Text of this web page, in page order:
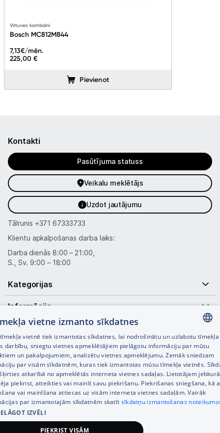
Virtuves kombaini
Bosch MC812M844
225,00 €
7,13€/mēn.
Pievienot
Kontakti
Pasūtījuma statuss
Veikalu meklētājs
Uzdot jautājumu
Tālrunis +371 67333733
Klientu apkalpošanas darba laiks:
Darba dienās 8:00 – 21:00,
S., Sv. 9:00 – 18:00
Kategorijas
Informācija
Noderīgas saites
© SIA Tet 2026 -
LATVIAN
RUSSIAN
ENGLISH
vietne izmanto sīkdatnes
vietnē tiek izmantotas sīkdatnes, lai nodrošinātu un uzlabotu tīmekļa
darbību, sniegtu vietnes apmeklētājiem pielāgotu informāciju par mūsu
un pakalpojumiem, analizētu vietnes apmeklējumu. Zemāk sniedzam
par visām sīkdatnēm, kuras tiek izmantotas mūsu tīmekļa vietnēs.
atkarībā no apmeklētās interneta vietnes sadaļas. Lietotājam
piekrist, atteikties vai mainīt savu piekrišanu. Piekrišanas sniegšana, kā
vai mainīšana attiecas uz visām interneta vietnes sadaļām. Vairāk
par izmantotajām sīkdatnēm skatīt sīkdatņu izmantošanas
IZVĒLI
PIEKRIST VISĀM